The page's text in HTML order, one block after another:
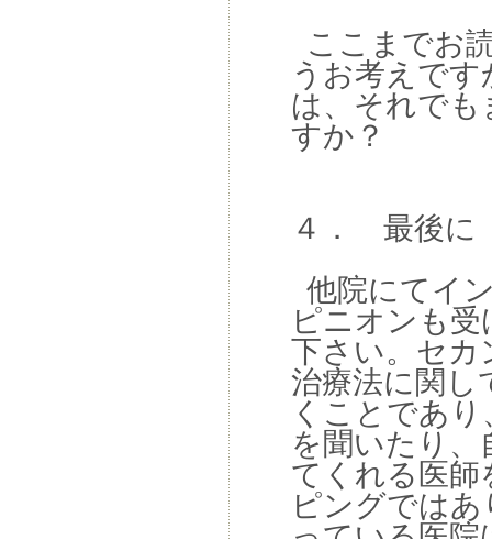
ここまでお
うお考えで
は、それで
すか？
４． 最後に
他院にてイ
ピニオンも
下さい。セカ
治療法に関し
くことであ
を聞いたり、
てくれる医師
ピングでは